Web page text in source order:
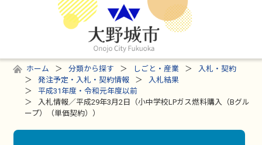
ホーム 分類から探す しごと・産業
入札・契約
発注予定・入札・契約情報
入札結果
平成31年度・令和元年度以前
入札情報／平成29年3月2日（小中学校LPガス燃料購入（Bグル
ープ）（単価契約））